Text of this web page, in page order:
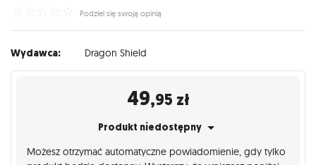
Podziel się swoją opinią
Wydawca: Dragon Shield
49,95 zł
Produkt niedostępny
Możesz otrzymać automatyczne powiadomienie, gdy tylko